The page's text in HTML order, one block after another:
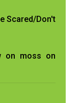
Scared/Don't
on moss on